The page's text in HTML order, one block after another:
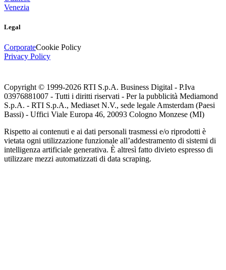
Venezia
Legal
CorporateCookie Policy
Privacy Policy
Copyright © 1999-2026 RTI S.p.A. Business Digital - P.Iva
03976881007 - Tutti i diritti riservati - Per la pubblicità Mediamond
S.p.A. - RTI S.p.A., Mediaset N.V., sede legale Amsterdam (Paesi
Bassi) - Uffici Viale Europa 46, 20093 Cologno Monzese (MI)
Rispetto ai contenuti e ai dati personali trasmessi e/o riprodotti è
vietata ogni utilizzazione funzionale all’addestramento di sistemi di
intelligenza artificiale generativa. È altresì fatto divieto espresso di
utilizzare mezzi automatizzati di data scraping.